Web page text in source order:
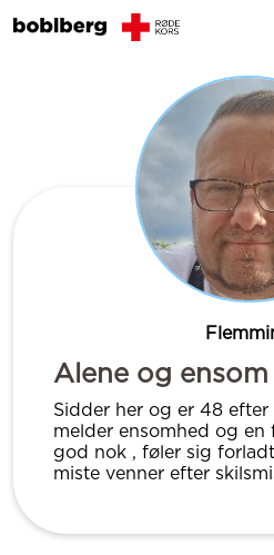
Alene og ensom
Sidder her og er 48 efter
melder ensomhed og
god nok , føler sig
miste venner efter